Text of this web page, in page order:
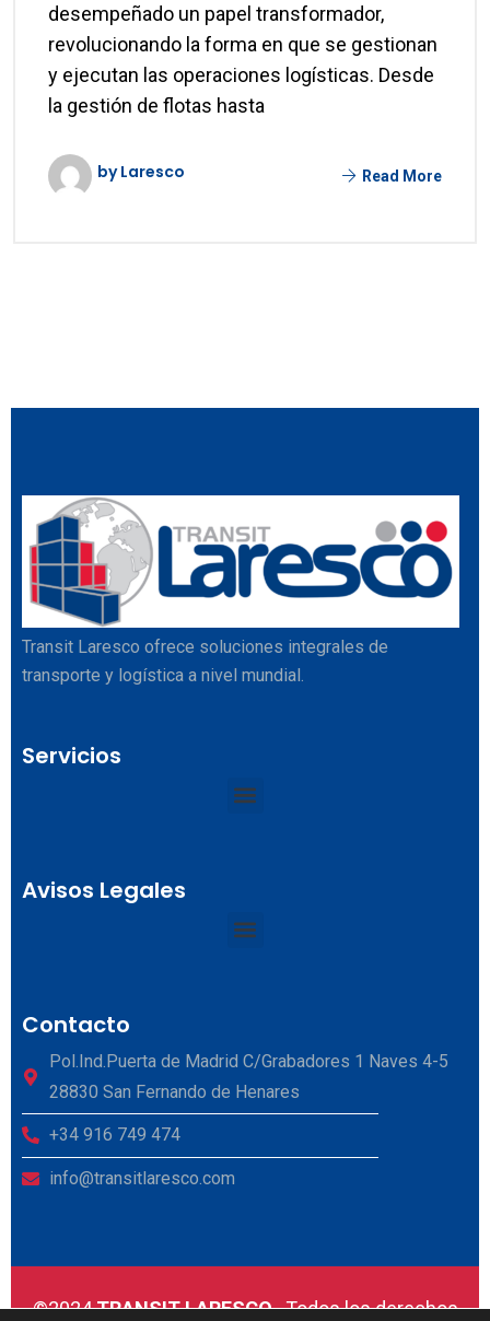
desempeñado un papel transformador,
revolucionando la forma en que se gestionan
y ejecutan las operaciones logísticas. Desde
la gestión de flotas hasta
by Laresco Read More
Transit Laresco ofrece soluciones integrales de
transporte y logística a nivel mundial.
Servicios
Avisos Legales
Contacto
Pol.Ind.Puerta de Madrid C/Grabadores 1 Naves 4-5
28830 San Fernando de Henares
+34 916 749 474
info@transitlaresco.com
©2024TRANSIT LARESCO. Todos los derechos